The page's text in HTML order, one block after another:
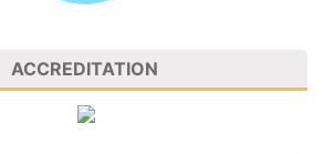
ACCREDITATION